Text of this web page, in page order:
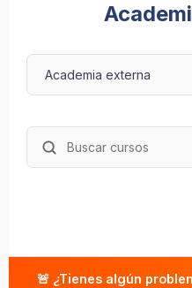
Categorías
Buscar cursos
🚨 ¿Tienes algún